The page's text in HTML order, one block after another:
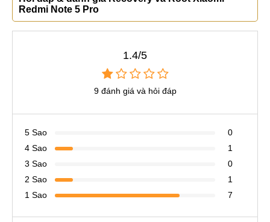
Redmi Note 5 Pro
1.4/5
9 đánh giá và hỏi đáp
5 Sao
0
4 Sao
1
3 Sao
0
2 Sao
1
1 Sao
7